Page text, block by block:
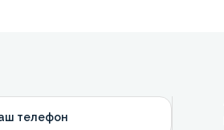
телефон